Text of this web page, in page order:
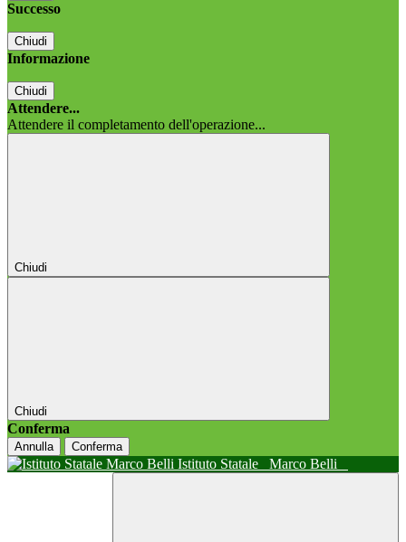
Successo
Chiudi
Informazione
Chiudi
Attendere...
Attendere il completamento dell'operazione...
Chiudi
Chiudi
Conferma
Annulla Conferma
Istituto Statale Marco Belli